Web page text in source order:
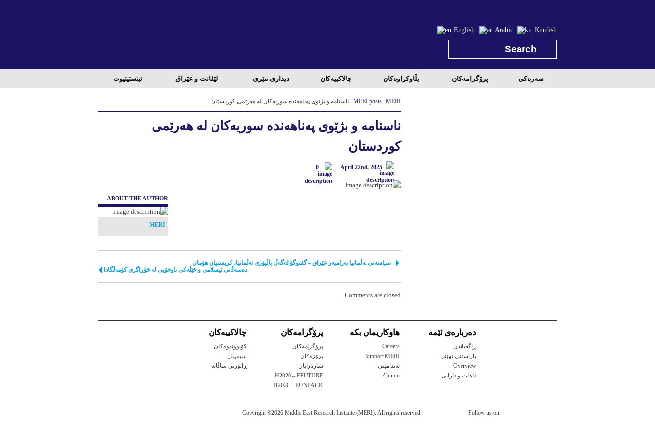
سه‌ره‌کی پرۆگرامه‌كان بڵاوكراوه‌كان چالاكییه‌كان دیداری مێری لێڤانت و عێراق ئینستیتیوت
English Arabic Kurdish
MERI
MERI posts ناسنامە و بژێوی پەناهەندە سوریەکان لە هەرێمی کوردستان
ناسنامە و بژێوی پەناهەندە سوریەکان لە هەرێمی
کوردستان
April 22nd, 2025
0
ABOUT THE AUTHOR
MERI
سیاسەتی ئەڵمانیا بەرامبەر عێراق – گفتوگۆ لەگەڵ باڵیۆزی ئەڵمانیا، کریستیان هۆمان
دەسەڵاتی ئیسلامی و خێڵەکی ناوخۆیی لە خۆڕاگری کۆمەڵگادا
Comments are closed.
چالاكییه‌كان
کۆبوونەوەکان
سیمینار
ڕاپۆرتی ساڵانه
پرۆگرامه‌كان
پرۆگرامه‌كان
پرۆژه‌كان
شاره‌زایان
H2020 – FEUTURE
H2020 – EUNPACK
هاوكاریمان بكه‌
Careers
Support MERI
ئەندامێتی
Alumni
ده‌رباره‌ی ئێمه‌
ڕاگەیاندن
پاراستنی نهێنی
Overview
داهات و دارايی
Follow us on
Copyright ©2026 Middle East Research Institute (MERI). All rights reserved